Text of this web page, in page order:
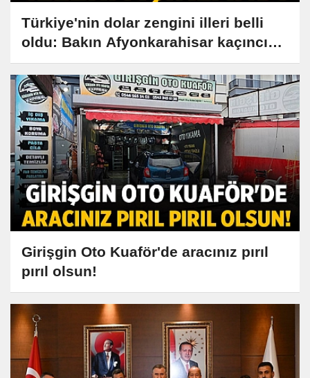
Türkiye'nin dolar zengini illeri belli
oldu: Bakın Afyonkarahisar kaçıncı
sırada yer aldı?
Girişgin Oto Kuaför'de aracınız pırıl
pırıl olsun!